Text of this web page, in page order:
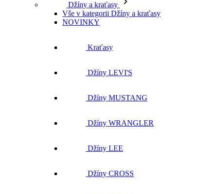
Džíny a kraťasy
Vše v kategorii Džíny a kraťasy
NOVINKY
Kraťasy
Džíny LEVI'S
Džíny MUSTANG
Džíny WRANGLER
Džíny LEE
Džíny CROSS